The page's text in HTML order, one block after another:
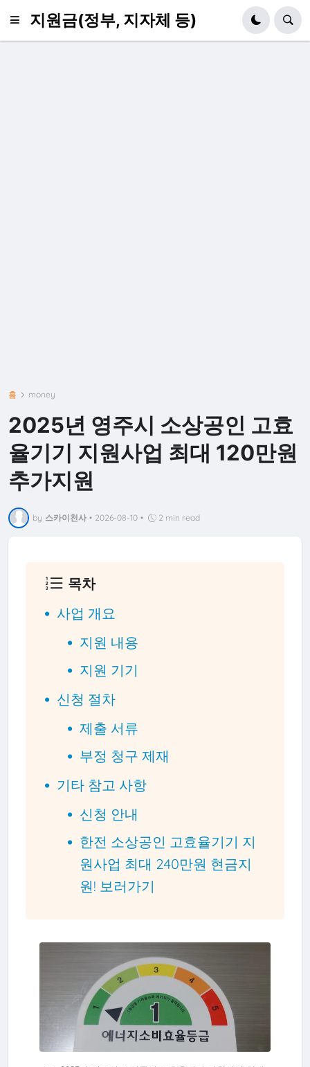
지원금(정부, 지자체 등)
홈 money
2025년 영주시 소상공인 고효
율기기 지원사업 최대 120만원
추가지원
by 스카이천사 • 2026-08-10 • 2 min read
목차
사업 개요
지원 내용
지원 기기
신청 절차
제출 서류
부정 청구 제재
기타 참고 사항
신청 안내
한전 소상공인 고효율기기 지
원사업 최대 240만원 현금지
원! 보러가기